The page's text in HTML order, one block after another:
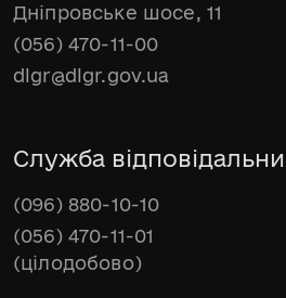
Дніпровське шосе, 11
(056) 470-11-00
dlgr@dlgr.gov.ua
Служба
(096) 880-10-10
(056) 470-11-01
(цілодобово)